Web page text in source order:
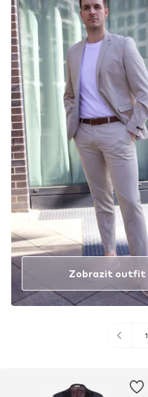
Zobrazit outfit
1